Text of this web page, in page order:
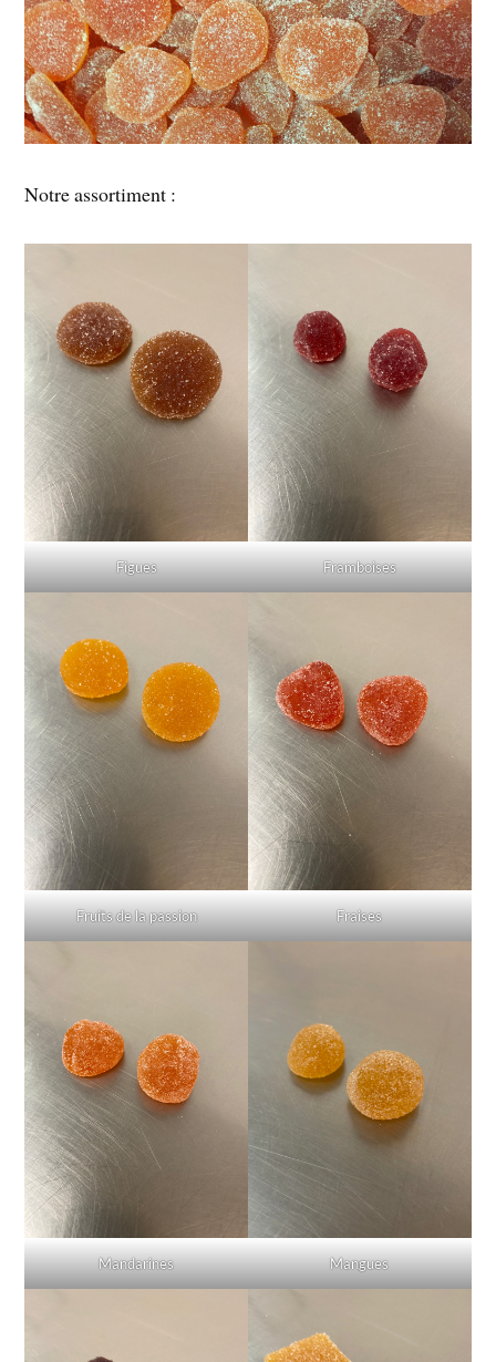
Notre assortiment :
Figues Framboises
Fruits de la passion Fraises
Mandarines Mangues